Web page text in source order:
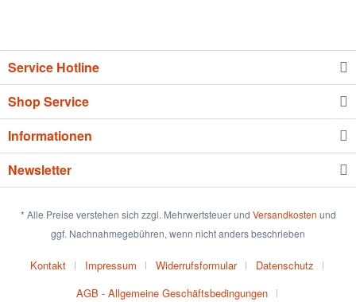
Service Hotline
Shop Service
Informationen
Newsletter
* Alle Preise verstehen sich zzgl. Mehrwertsteuer und Versandkosten und
ggf. Nachnahmegebühren, wenn nicht anders beschrieben
Kontakt Impressum Widerrufsformular
Datenschutz
AGB - Allgemeine Geschäftsbedingungen